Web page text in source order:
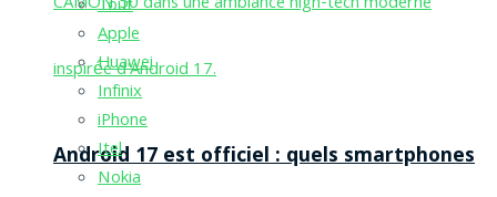
Android 17 est officiel : quels smartphones
Tout
Apple
Huawei
Infinix
iPhone
Itel
Nokia